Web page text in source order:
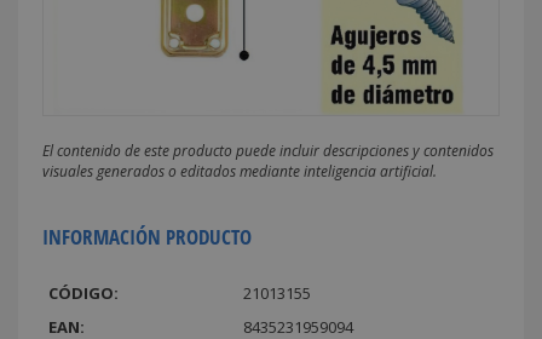
El contenido de este producto puede incluir descripciones y contenidos
visuales generados o editados mediante inteligencia artificial.
INFORMACIÓN PRODUCTO
CÓDIGO:
21013155
EAN:
8435231959094